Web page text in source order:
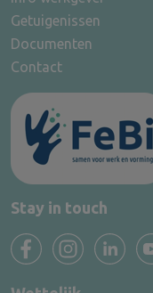
Getuigenissen
Documenten
Contact
Stay in touch